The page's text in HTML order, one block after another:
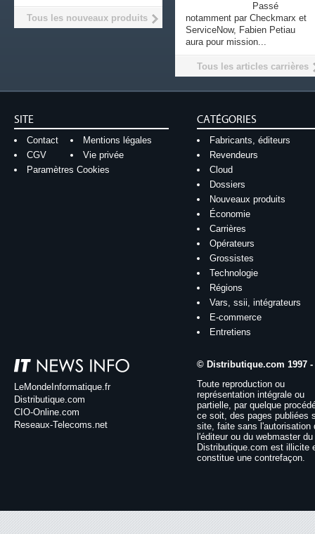
Passé
notamment par Checkmarx et
ServiceNow, Fabien Petiau
aura pour mission...
Tous les articles carrières
Tous les nouveaux produits
SITE
Contact
Mentions légales
CGV
Vie privée
Paramètres Cookies
CATÉGORIES
Fabricants, éditeurs
Revendeurs
Cloud
Dossiers
Nouveaux produits
Économie
Carrières
Opérateurs
Grossistes
Technologie
Régions
Vars, ssii, intégrateurs
E-commerce
Entretiens
LeMondeInformatique.fr
Distributique.com
CIO-Online.com
Reseaux-Telecoms.net
© Distributique.com 1997 -
Toute reproduction ou
représentation intégrale ou
partielle, par quelque
ce soit, des pages publiées
site, faite sans l'autorisation
l'éditeur ou du webmaster
Distributique.com est illicite
constitue une contrefaçon.